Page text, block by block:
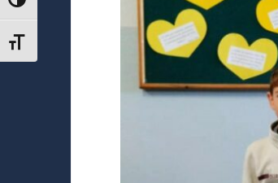
TOGGLE FONT SIZE